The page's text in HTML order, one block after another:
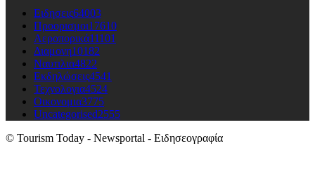
Ειδησεις64003
Προορισμοι17610
Αεροπορικά11101
Διαμονη10182
Ναυτιλια4822
Εκδηλώσεις4541
Τεχνολογια4524
Οικονομια3775
Uncategorised2555
© Tourism Today - Newsportal - Ειδησεογραφία